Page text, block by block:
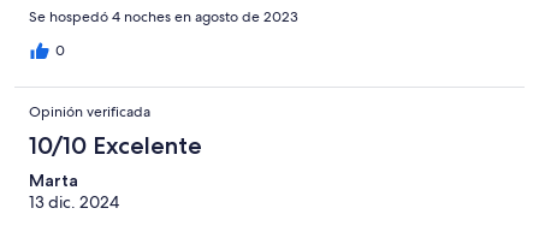
Se hospedó 4 noches en agosto de 2023
0
Opinión verificada
10/10 Excelente
Marta
13 dic. 2024